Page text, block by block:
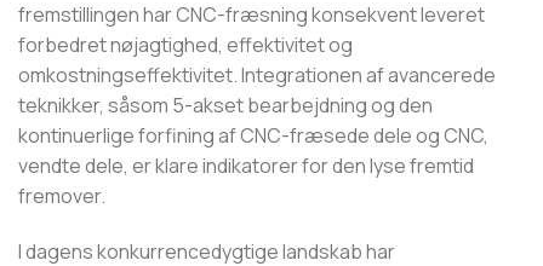
fremstillingen har CNC-fræsning konsekvent leveret
forbedret nøjagtighed, effektivitet og
omkostningseffektivitet. Integrationen af ​​avancerede
teknikker, såsom 5-akset bearbejdning og den
kontinuerlige forfining af CNC-fræsede dele og CNC,
vendte dele, er klare indikatorer for den lyse fremtid
fremover.
I dagens konkurrencedygtige landskab har